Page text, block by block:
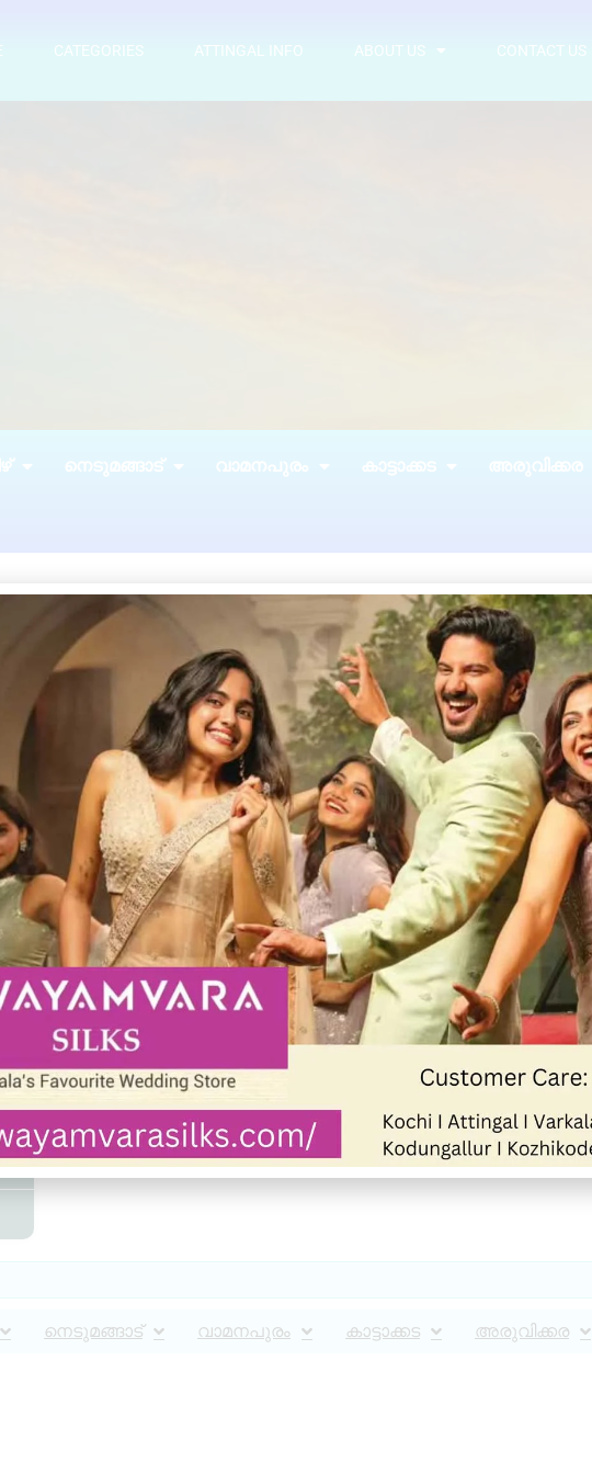
CATEGORIES ATTINGAL INFO ABOUT US CONTACT US
നെടുമങ്ങാട് വാമനപുരം കാട്ടാക്കട അരുവിക്കര
കിളിമാനൂർ
നെടുമങ്ങാട് വാമനപുരം കാട്ടാക്കട അരുവിക്കര